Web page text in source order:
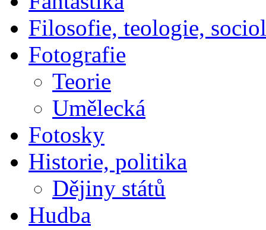
Filosofie, teologie,
Fotografie
Teorie
Umělecká
Fotosky
Historie, politika
Dějiny států
Hudba